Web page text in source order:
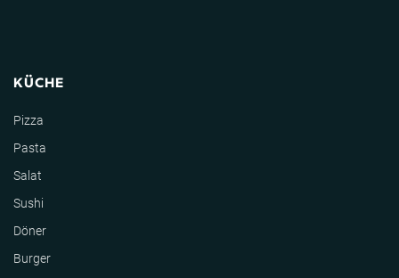
KÜCHE
Pizza
Pasta
Salat
Sushi
Döner
Burger